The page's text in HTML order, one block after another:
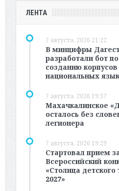
ЛЕНТА
7 августа, 2026 21:22
В минцифры
разработали бот по
созданию корпусов
национальных
7 августа, 2026 19:37
Махачкалинское
осталось без
легионера
7 августа, 2026 19:29
Стартовал прием
Всероссийский
«Столица детского
2027»